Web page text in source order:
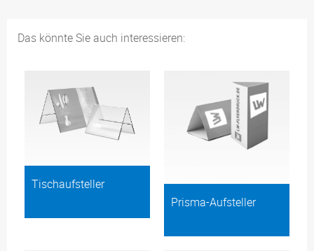
Das könnte Sie auch interessieren:
Tischaufsteller
Prisma-Aufsteller